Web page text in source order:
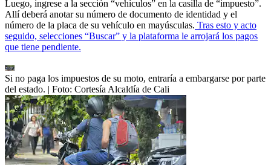
Luego, ingrese a la sección “vehículos” en la casilla de “impuesto”.
Allí deberá anotar su número de documento de identidad y el
número de la placa de su vehículo en mayúsculas. Tras esto y acto
seguido, selecciones “Buscar” y la plataforma le arrojará los pagos
que tiene pendiente.
Si no paga los impuestos de su moto, entraría a embargarse por parte
del estado. | Foto: Cortesía Alcaldía de Cali